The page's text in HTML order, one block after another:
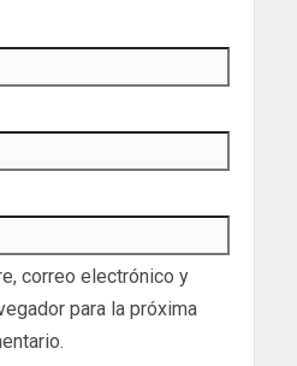
correo electrónico y
para la próxima